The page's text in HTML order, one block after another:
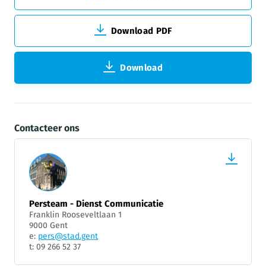
Download PDF
Download
Contacteer ons
Persteam - Dienst Communicatie
Franklin Rooseveltlaan 1
9000 Gent
e: pers@stad.gent
t: 09 266 52 37